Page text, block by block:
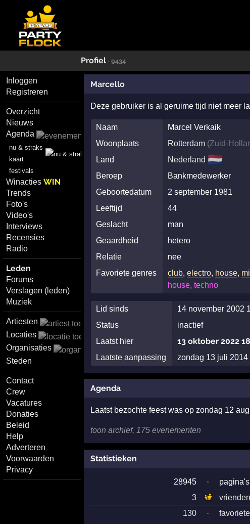
Profiel · 9434
Inloggen
Registreren
Overzicht
Nieuws
Agenda
nu & straks
kaart
festivals
WinactiesWIN
Trends
Foto's
Video's
Interviews
Recensies
Radio
Leden
Forums
Verslagen (leden)
Muziek
Artiesten
Locaties
Organisaties
Steden
Contact
Crew
Vacatures
Donaties
Beleid
Help
Adverteren
Voorwaarden
Privacy
Marcello
Deze gebruiker is al geruime tijd niet meer
Naam
Marcel Verkaik
Woonplaats
Rotterdam (Zuid-
Land
Nederland 🇳🇱
Beroep
Bankmedewerker
Geboortedatum
2 september 1981
Leeftijd
44
Geslacht
man
Geaardheid
hetero
Relatie
nee
Favoriete genres
club,electro, house,
house, techno
Lid sinds
14 november 2002
Status
inactief
Laatst hier
13 oktober 2022
Laatste aanpassing zondag 13 juli 2014
Agenda
Laatst bezochte feest was op zondag 12
toon archief, 175 evenementen
Statistieken
28945 ·
3
vrienden
130
·